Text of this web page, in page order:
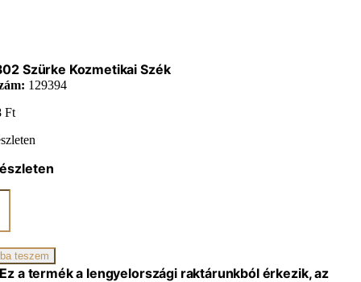
Szürke Kozmetikai Szék
129394
Ft
teszem
Ez a termék a lengyelországi raktárunkból érkezik, az